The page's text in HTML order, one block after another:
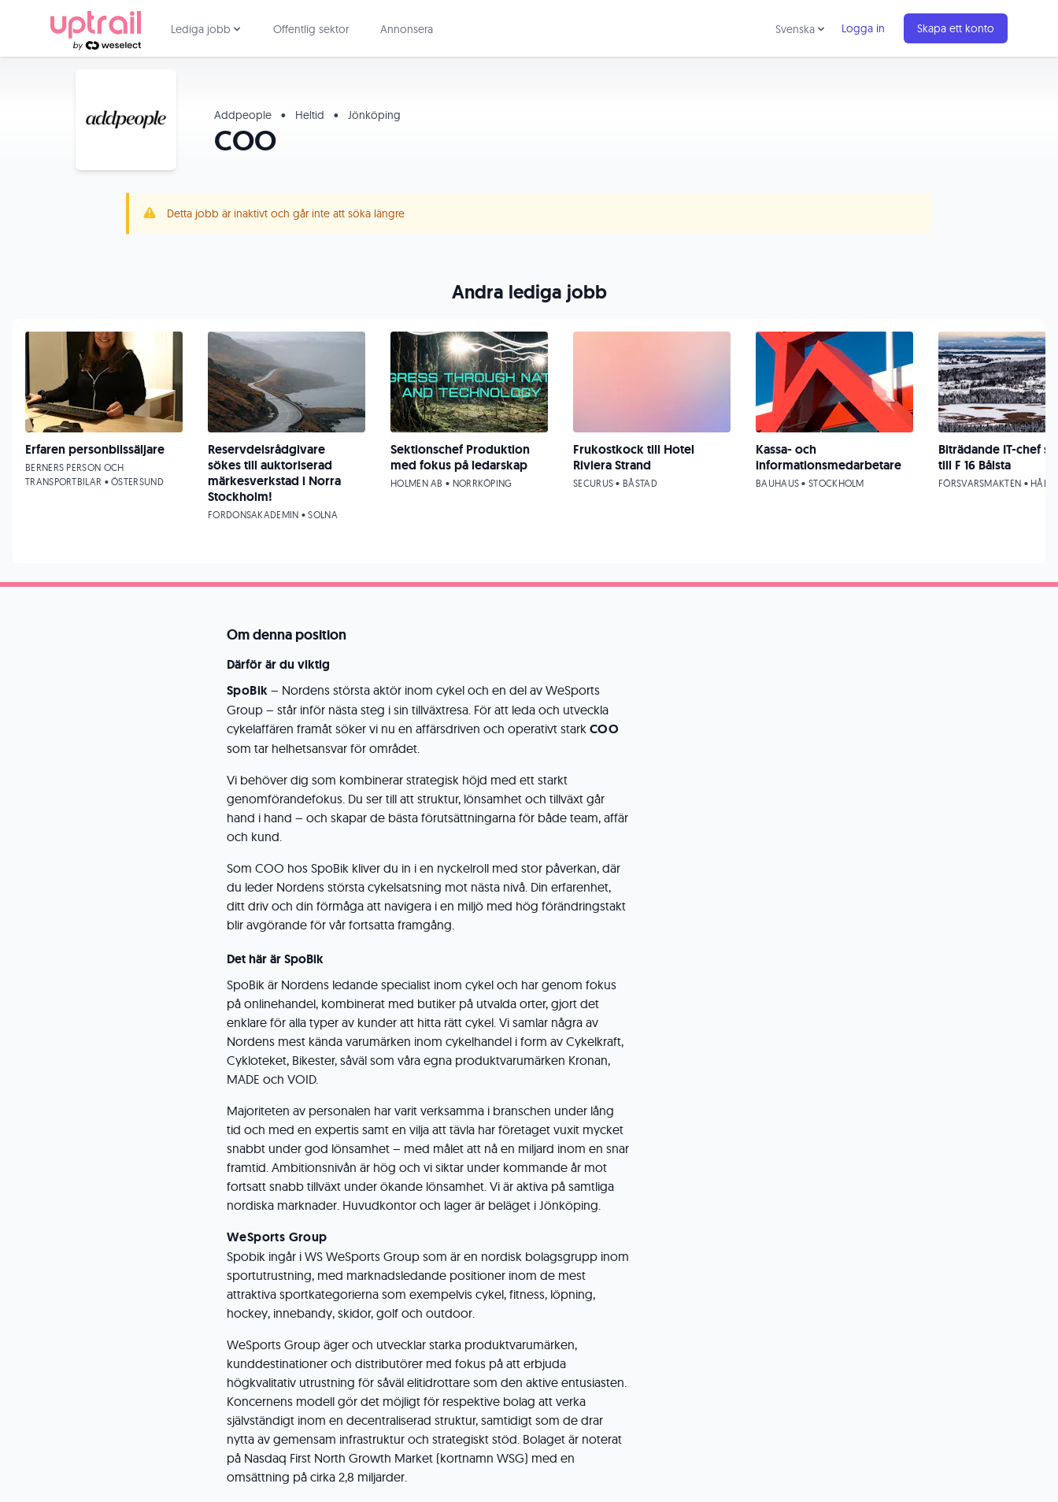
Lediga jobb Offentlig sektor Annonsera Svenska Logga in Skapa ett konto
Addpeople • Heltid • Jönköping
COO
Detta jobb är inaktivt och går inte att söka längre
Om denna position
Därför är du viktig
SpoBik – Nordens största aktör inom cykel och en del av WeSports
Group – står inför nästa steg i sin tillväxtresa. För att leda och utveckla
cykelaffären framåt söker vi nu en affärsdriven och operativt stark COO
som tar helhetsansvar för området.
Vi behöver dig som kombinerar strategisk höjd med ett starkt
genomförandefokus. Du ser till att struktur, lönsamhet och tillväxt går
hand i hand – och skapar de bästa förutsättningarna för både team, affär
och kund.
Som COO hos SpoBik kliver du in i en nyckelroll med stor påverkan, där
du leder Nordens största cykelsatsning mot nästa nivå. Din erfarenhet,
ditt driv och din förmåga att navigera i en miljö med hög förändringstakt
blir avgörande för vår fortsatta framgång.
Det här är SpoBik
SpoBik är Nordens ledande specialist inom cykel och har genom fokus
på onlinehandel, kombinerat med butiker på utvalda orter, gjort det
enklare för alla typer av kunder att hitta rätt cykel. Vi samlar några av
Nordens mest kända varumärken inom cykelhandel i form av Cykelkraft,
Cykloteket, Bikester, såväl som våra egna produktvarumärken Kronan,
MADE och VOID.
Majoriteten av personalen har varit verksamma i branschen under lång
tid och med en expertis samt en vilja att tävla har företaget vuxit mycket
snabbt under god lönsamhet – med målet att nå en miljard inom en snar
framtid. Ambitionsnivån är hög och vi siktar under kommande år mot
fortsatt snabb tillväxt under ökande lönsamhet. Vi är aktiva på samtliga
nordiska marknader. Huvudkontor och lager är beläget i Jönköping.
WeSports Group
Spobik ingår i WS WeSports Group som är en nordisk bolagsgrupp inom
sportutrustning, med marknadsledande positioner inom de mest
attraktiva sportkategorierna som exempelvis cykel, fitness, löpning,
hockey, innebandy, skidor, golf och outdoor.
WeSports Group äger och utvecklar starka produktvarumärken,
kunddestinationer och distributörer med fokus på att erbjuda
högkvalitativ utrustning för såväl elitidrottare som den aktive entusiasten.
Koncernens modell gör det möjligt för respektive bolag att verka
självständigt inom en decentraliserad struktur, samtidigt som de drar
nytta av gemensam infrastruktur och strategiskt stöd. Bolaget är noterat
på Nasdaq First North Growth Market (kortnamn WSG) med en
omsättning på cirka 2,8 miljarder.
Andra lediga jobb
Erfaren personbilssäljare
BERNERS PERSON OCH
TRANSPORTBILAR • ÖSTERSUND
Reservdelsrådgivare
sökes till auktoriserad
märkesverkstad i Norra
Stockholm!
FORDONSAKADEMIN • SOLNA
Sektionschef Produktion
med fokus på ledarskap
HOLMEN AB • NORRKÖPING
Frukostkock till Hotel
Riviera Strand
SECURUS • BÅSTAD
Kassa- och
informationsmedarbetare
BAUHAUS • STOCKHOLM
Biträdande IT-chef
till F 16 Bålsta
FÖRSVARSMAKTEN • HÅBO